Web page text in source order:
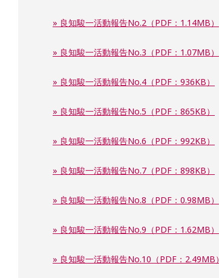
» 良知駿一活動報告No.2（PDF：1.14MB）
» 良知駿一活動報告No.3（PDF：1.07MB）
» 良知駿一活動報告No.4（PDF：936KB）
» 良知駿一活動報告No.5（PDF：865KB）
» 良知駿一活動報告No.6（PDF：992KB）
» 良知駿一活動報告No.7（PDF：898KB）
» 良知駿一活動報告No.8（PDF：0.98MB）
» 良知駿一活動報告No.9（PDF：1.62MB）
» 良知駿一活動報告No.10（PDF：2.49MB）